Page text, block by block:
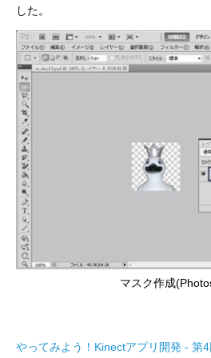
した。
マスク作成
やってみよう！Kinectアプリ開発 - 第